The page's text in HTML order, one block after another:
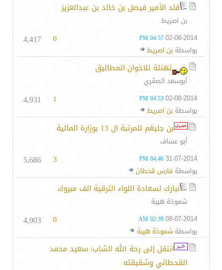
قلد الأمير فيصل بن خالد بن عبدالعزيز
بن اصريط
02-08-2014
04:57 PM
بواسطة بن اصريط
0
4,417
تهنئة للاخوان المطاليق
أبوسعد الصقري
02-08-2014
04:53 PM
بواسطة بن اصريط
1
4,931
بن جليغم للمرتبة ال 13 بوزارة المالية
أبو عساف
31-07-2014
04:46 PM
بواسطة فارس قحطان
3
5,686
نبارك لسعادة اللواء الترقية الف مبروك
شموخة هيبة
08-07-2014
02:39 AM
بواسطة شموخة هيبة
0
4,903
انتقل إلى رحة الله الشاب: سعيد محمد
القحطاني وشقيقته